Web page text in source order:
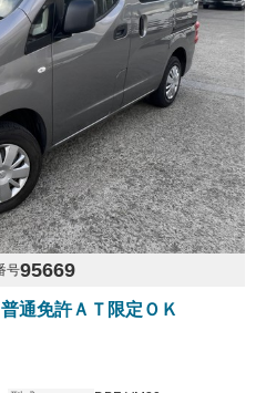
号95669
通免許ＡＴ限定ＯＫ